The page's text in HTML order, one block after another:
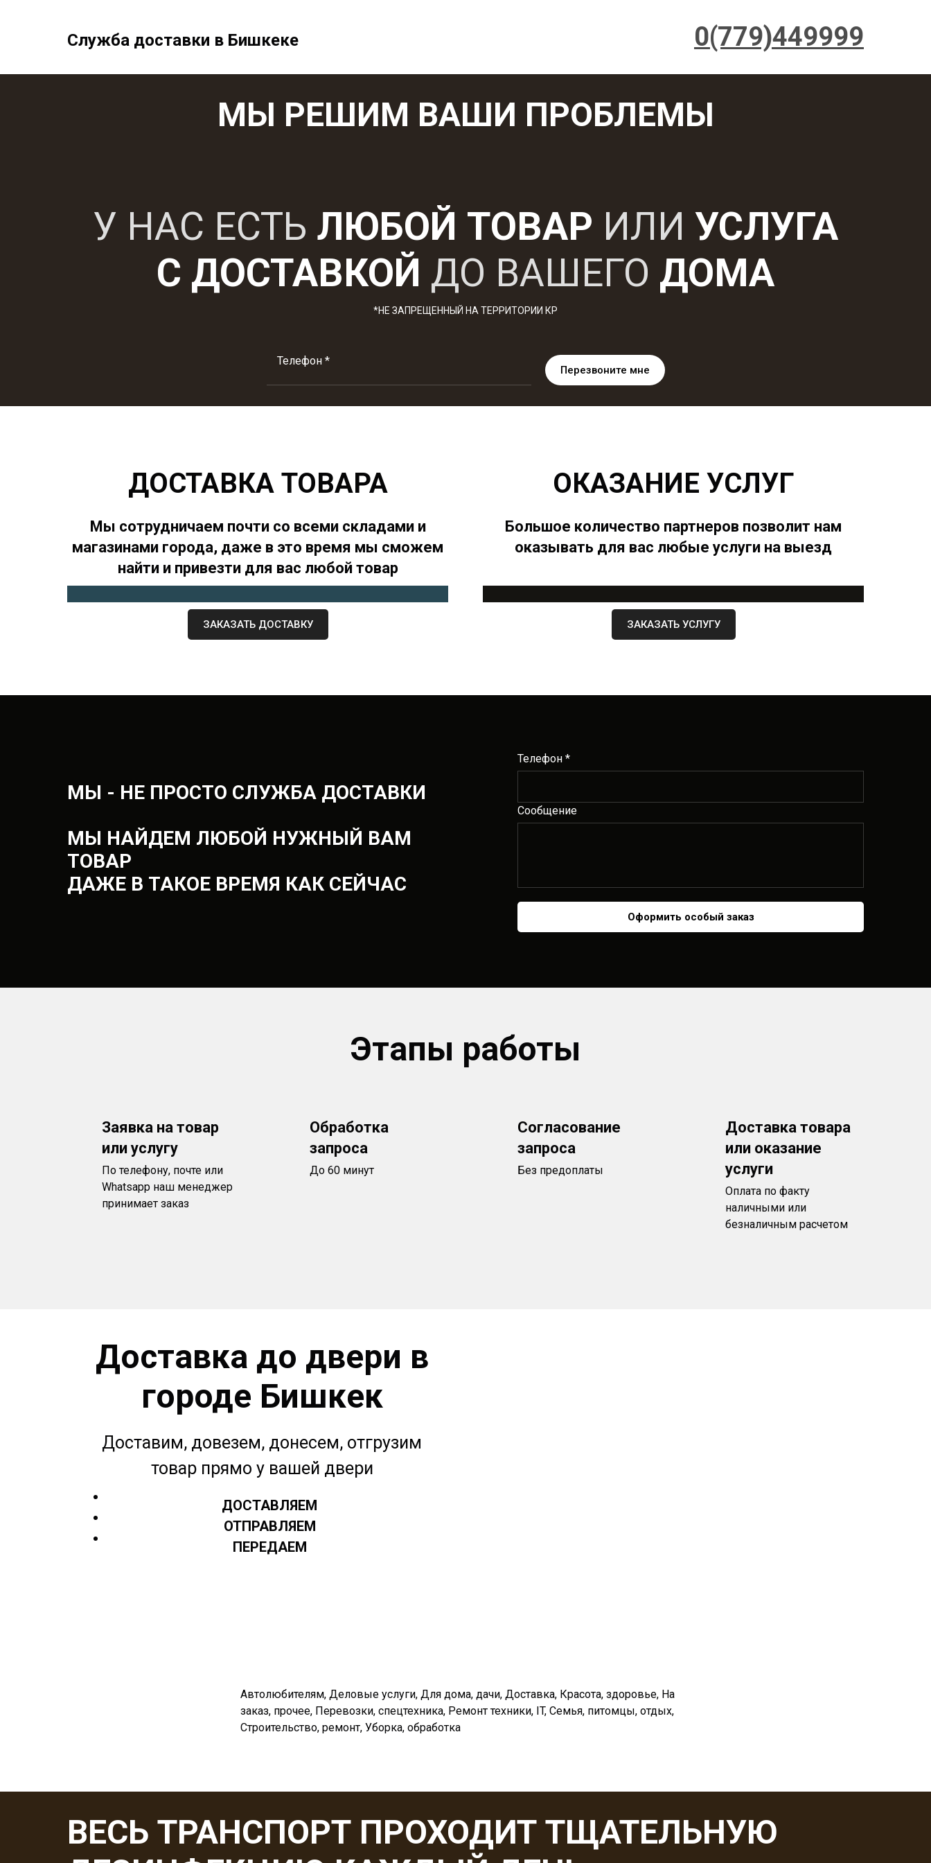
Служба доставки в Бишкеке 0(779)449999
МЫ РЕШИМ ВАШИ ПРОБЛЕМЫ
У НАС ЕСТЬ ЛЮБОЙ ТОВАР ИЛИ УСЛУГА
С ДОСТАВКОЙ ДО ВАШЕГО ДОМА
*НЕ ЗАПРЕЩЕННЫЙ НА ТЕРРИТОРИИ КР
Телефон *
Перезвоните мне
ДОСТАВКА ТОВАРА
Мы сотрудничаем почти со всеми складами и
магазинами города, даже в это время мы сможем
найти и привезти для вас любой товар
МЕДИКАМЕНТЫ СТРОЙМАТЕРИАЛЫ
ЗАКАЗАТЬ ДОСТАВКУ
ОКАЗАНИЕ УСЛУГ
Большое количество партнеров позволит нам
оказывать для вас любые услуги на выезд
УСЛУГИ РЕМОНТА
ЗАКАЗАТЬ УСЛУГУ
МЫ - НЕ ПРОСТО СЛУЖБА ДОСТАВКИ
МЫ НАЙДЕМ ЛЮБОЙ НУЖНЫЙ ВАМ
ТОВАР
ДАЖЕ В ТАКОЕ ВРЕМЯ КАК СЕЙЧАС
Телефон *
Сообщение
Оформить особый заказ
Этапы работы
Заявка на товар
или услугу
По телефону, почте или
Whatsapp наш менеджер
принимает заказ
Обработка
запроса
До 60 минут
Согласование
запроса
Без предоплаты
Доставка товара
или оказание
услуги
Оплата по факту
наличными или
безналичным расчетом
Доставка до двери в
городе Бишкек
Доставим, довезем, донесем, отгрузим
товар прямо у вашей двери
ДОСТАВЛЯЕМ
ОТПРАВЛЯЕМ
ПЕРЕДАЕМ
Автолюбителям, Деловые услуги, Для дома, дачи, Доставка, Красота, здоровье, На
заказ, прочее, Перевозки, спецтехника, Ремонт техники, IT, Семья, питомцы, отдых,
Строительство, ремонт, Уборка, обработка
ВЕСЬ ТРАНСПОРТ ПРОХОДИТ ТЩАТЕЛЬНУЮ